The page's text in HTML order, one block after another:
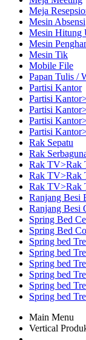
Meja
Mesin Absensi
Mesin Hitung
Mesin
Mesin Tik
Mobile File
Papan Tulis /
Partisi Kantor
Partisi
Partisi
Partisi
Partisi
Rak Sepatu
Rak
Rak TV>Rak
Rak TV>Rak
Rak TV>Rak
Ranjang Besi
Ranjang Besi
Spring Bed
Spring Bed
Spring bed
Spring bed
Spring bed
Spring bed
Spring bed
Spring bed
Main Menu
Vertical